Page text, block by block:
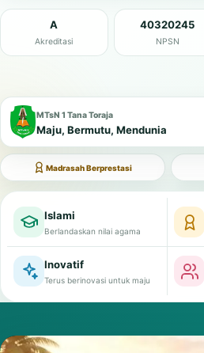
A
Akreditasi
40320245
NPSN
MTsN 1 Tana Toraja
Maju, Bermutu, Mendunia
Madrasah Berprestasi
Islami
Berlandaskan nilai agama
Inovatif
Terus berinovasi untuk maju